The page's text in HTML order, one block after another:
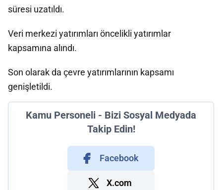
süresi uzatıldı.
Veri merkezi yatırımları öncelikli yatırımlar
kapsamına alındı.
Son olarak da çevre yatırımlarının kapsamı
genişletildi.
Kamu Personeli - Bizi Sosyal Medyada
Takip Edin!
Facebook
X.com